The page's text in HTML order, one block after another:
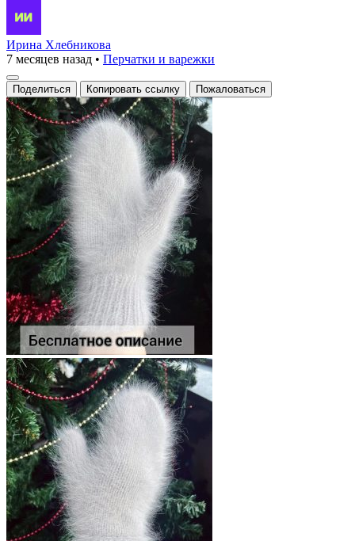
Ирина Хлебникова
7 месяцев назад • Перчатки и варежки
Поделиться Копировать ссылку Пожаловаться